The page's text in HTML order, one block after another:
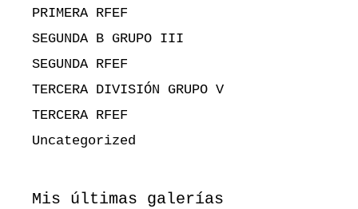
PRIMERA RFEF
SEGUNDA B GRUPO III
SEGUNDA RFEF
TERCERA DIVISIÓN GRUPO V
TERCERA RFEF
Uncategorized
Mis últimas galerías